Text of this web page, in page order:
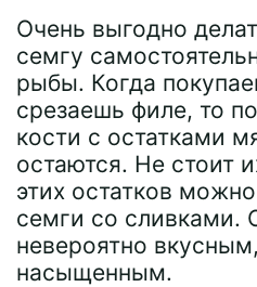
Очень выгодно
семгу
рыбы. Когда
срезаешь филе, то
кости с остатками
остаются. Не стоит
этих остатков
семги со сливками.
невероятно
насыщенным.